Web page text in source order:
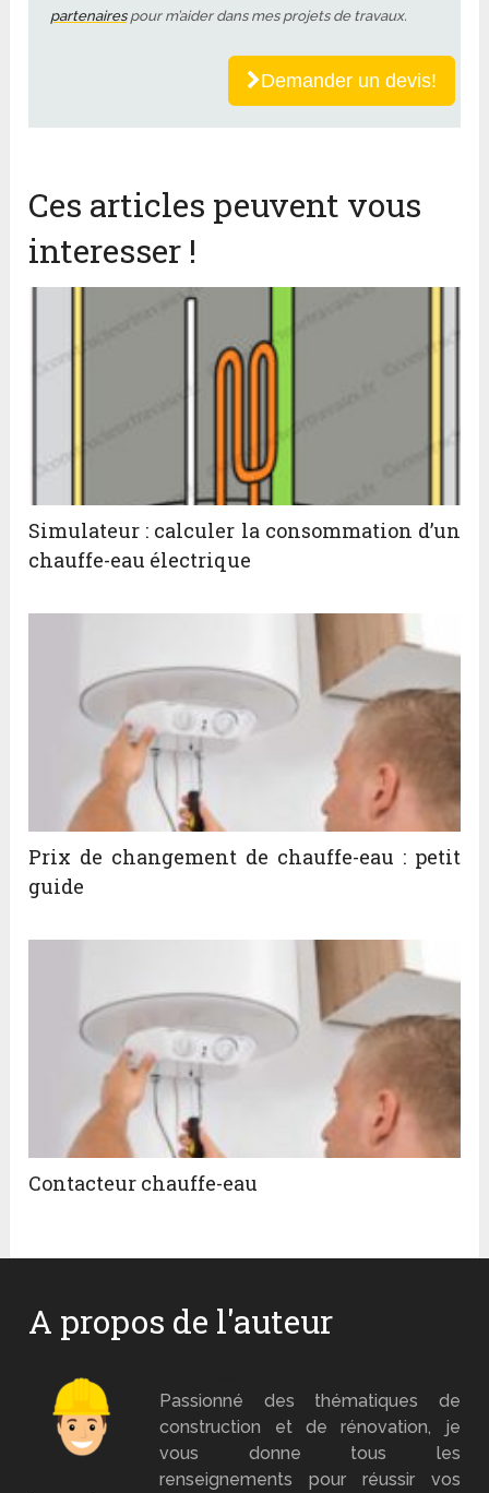
partenairespour m’aider dans mes projets de travaux.
Demander un devis!
Ces articles peuvent vous
interesser !
Simulateur : calculer la consommation d’un
chauffe-eau électrique
Prix de changement de chauffe-eau : petit
guide
Contacteur chauffe-eau
A propos de l'auteur
Passionné des thématiques de
construction et de rénovation, je
vous donne tous les
renseignements pour réussir vos